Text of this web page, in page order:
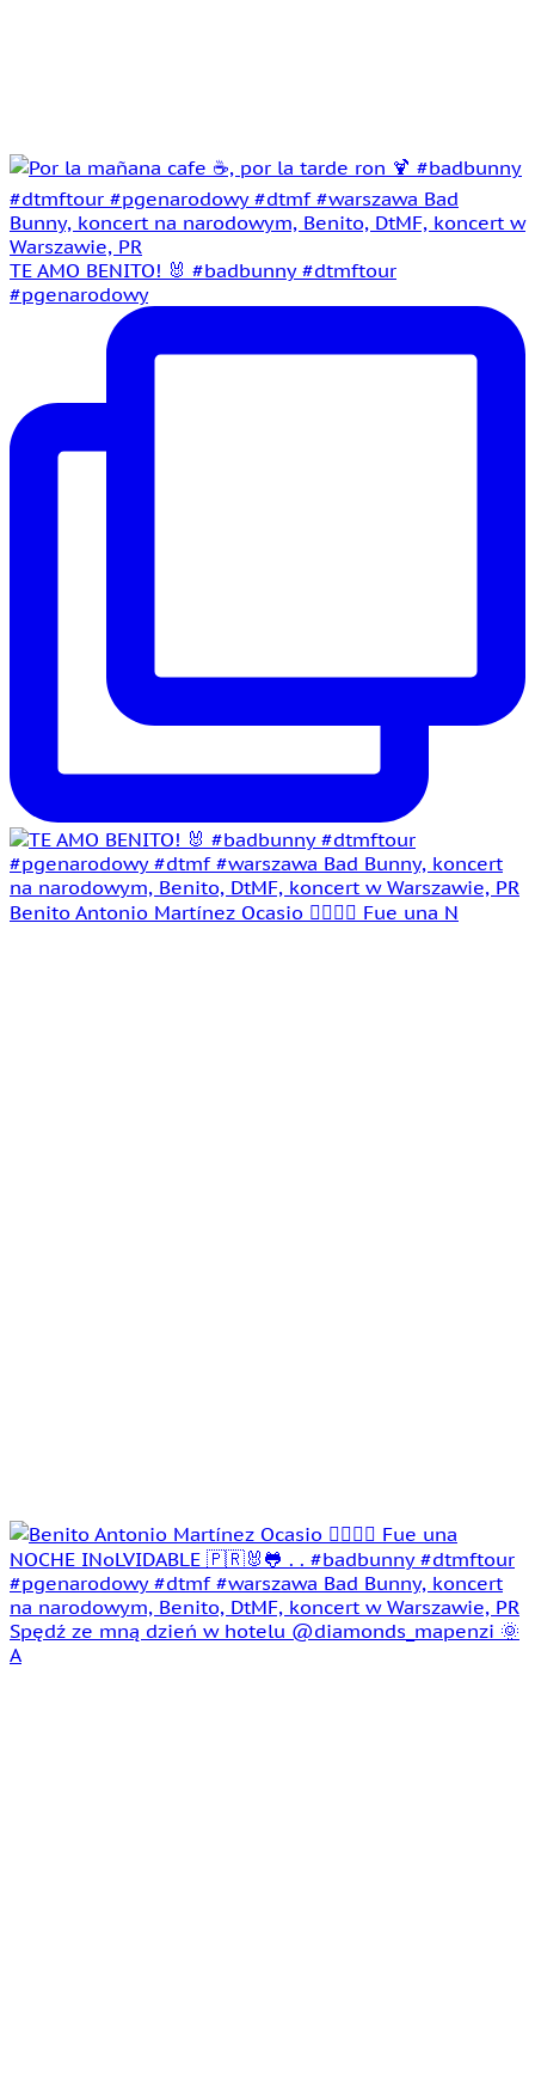
TE AMO BENITO! 🐰 #badbunny #dtmftour
#pgenarodowy
Benito Antonio Martínez Ocasio 🤵‍♂️👰‍♀️ Fue una N
Spędź ze mną dzień w hotelu @diamonds_mapenzi 🌞
A